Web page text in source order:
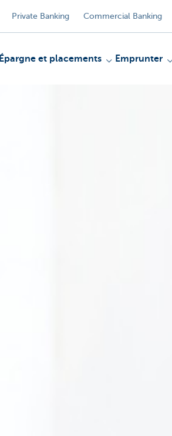
Private Banking Commercial Banking
Épargne et placements Emprunter